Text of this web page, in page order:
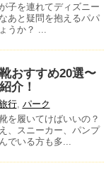
子を連れてディズニー
あと疑問を抱えるパパ
うか？ ...
おすすめ20選〜
介！
行, パーク
を履いてけばいいの？
、スニーカー、パンプ
でいる方も多...